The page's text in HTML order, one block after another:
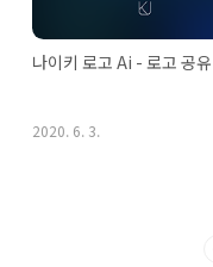
나이키 로고 Ai - 로고 공유
2020. 6. 3.